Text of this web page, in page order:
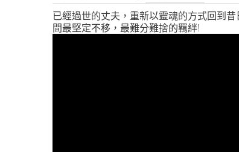
已經過世的丈夫，重新以靈魂的方式回到
間最堅定不移，最難分難捨的羈絆!